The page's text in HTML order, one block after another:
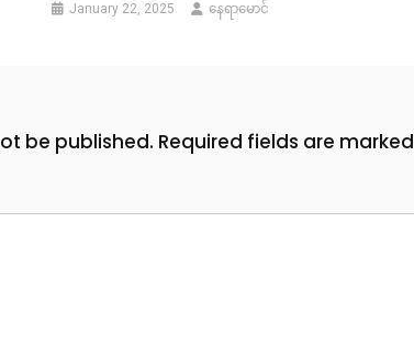
January 22, 2025 နေရာမောင်
be published. Required fields are marked